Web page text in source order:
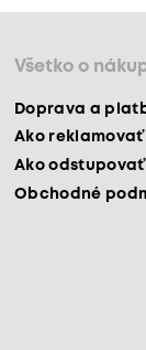
Všetko o
Doprava a
Ako reklamovať
Ako odstupovať
Obchodné